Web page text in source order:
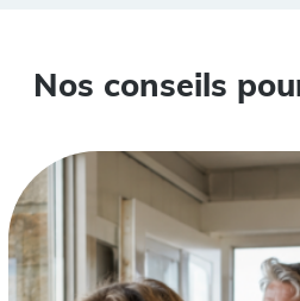
Nos conseils